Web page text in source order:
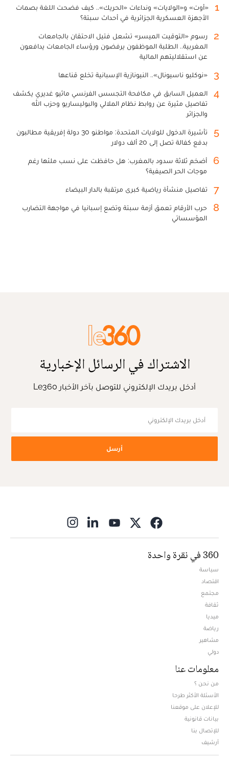
1
«أوت» و«الولايات» ونداءات «الحريك».. كيف فضحت اللغة بصمات
الأجهزة العسكرية الجزائرية في أحداث سبتة؟
2
رسوم «التوقيت الميسر» تشعل فتيل الاحتقان بالجامعات
المغربية.. الطلبة الموظفون يرفضون ورؤساء الجامعات يدافعون
عن استقلاليتهم المالية
3 «نوكليو ناسيونال».. النيونازية الإسبانية تخلع قناعها
4
العميل السابق في مكافحة التجسس الفرنسي ماثيو غديري يكشف
تفاصيل مثيرة عن روابط نظام الملالي والبوليساريو وحزب الله
والجزائر
5
تأشيرة الدخول للولايات المتحدة: مواطنو 30 دولة إفريقية مطالبون
بدفع كفالة تصل إلى 20 ألف دولار
6
أضخم ثلاثة سدود بالمغرب: هل حافظت على نسب ملئها رغم
موجات الحر الصيفية؟
7 تفاصيل منشأة رياضية كبرى مرتقبة بالدار البيضاء
8
حرب الأرقام تعمق أزمة سبتة وتضع إسبانيا في مواجهة التضارب
المؤسساتي
الاشتراك في الرسائل الإخبارية
أدخل بريدك الإلكتروني للتوصل بآخر الأخبار Le360
أرسل
360 في نقرة واحدة
سياسة
اقتصاد
مجتمع
ثقافة
ميديا
رياضة
مشاهير
دولي
معلومات عنا
من نحن ؟
الأسئلة الأكثر طرحا
للإعلان على موقعنا
بيانات قانونية
للإتصال بنا
أرشيف